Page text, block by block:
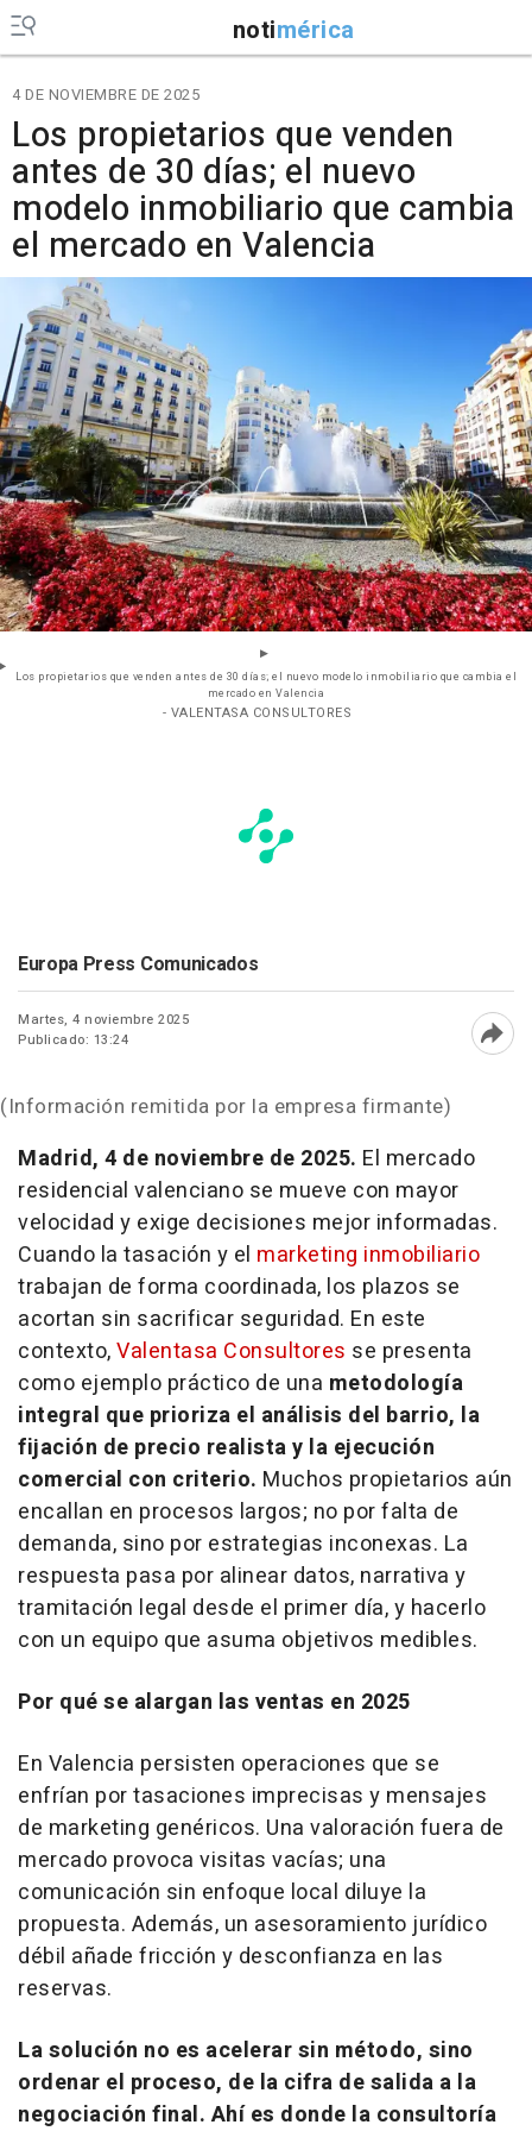
notimérica
4 DE NOVIEMBRE DE 2025
Los propietarios que venden
antes de 30 días; el nuevo
modelo inmobiliario que cambia
el mercado en Valencia
Los propietarios que venden antes de 30 días; el nuevo modelo inmobiliario que cambia el
mercado en Valencia
- VALENTASA CONSULTORES
Europa Press Comunicados
Martes, 4 noviembre 2025
Publicado: 13:24
(Información remitida por la empresa firmante)
Madrid, 4 de noviembre de 2025. El mercado
residencial valenciano se mueve con mayor
velocidad y exige decisiones mejor informadas.
Cuando la tasación y el marketing inmobiliario
trabajan de forma coordinada, los plazos se
acortan sin sacrificar seguridad. En este
contexto,Valentasa Consultores se presenta
como ejemplo práctico de una metodología
integral que prioriza el análisis del barrio, la
fijación de precio realista y la ejecución
comercial con criterio. Muchos propietarios aún
encallan en procesos largos; no por falta de
demanda, sino por estrategias inconexas. La
respuesta pasa por alinear datos, narrativa y
tramitación legal desde el primer día, y hacerlo
con un equipo que asuma objetivos medibles.
Por qué se alargan las ventas en 2025
En Valencia persisten operaciones que se
enfrían por tasaciones imprecisas y mensajes
de marketing genéricos. Una valoración fuera de
mercado provoca visitas vacías; una
comunicación sin enfoque local diluye la
propuesta. Además, un asesoramiento jurídico
débil añade fricción y desconfianza en las
reservas.
La solución no es acelerar sin método, sino
ordenar el proceso, de la cifra de salida a la
negociación final. Ahí es donde la consultoría